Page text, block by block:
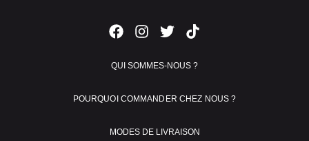
QUI SOMMES-NOUS ?
POURQUOI COMMANDER CHEZ NOUS ?
MODES DE LIVRAISON